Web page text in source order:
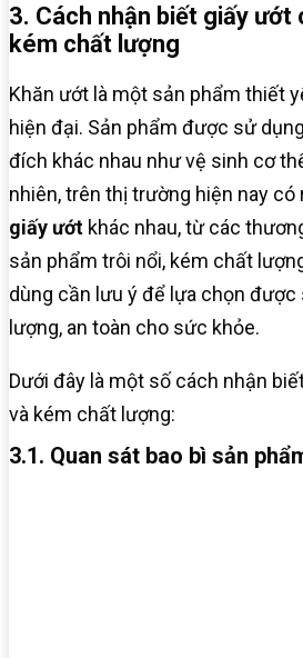
3. Cách nhận biết giấy ướt
kém chất lượng
Khăn ướt là một sản phẩm thiết
hiện đại. Sản phẩm được sử
đích khác nhau như vệ sinh cơ
nhiên, trên thị trường hiện nay có
giấy ướt khác nhau, từ các
sản phẩm trôi nổi, kém chất
dùng cần lưu ý để lựa chọn
lượng, an toàn cho sức khỏe.
Dưới đây là một số cách nhận
và kém chất lượng:
3.1. Quan sát bao bì sản